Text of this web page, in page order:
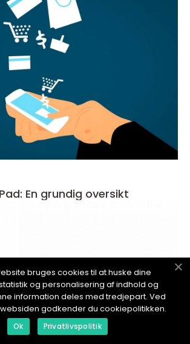
En grundig oversikt
bruges cookies til at huske dine
og personalisering af indhold og
information deles med tredjepart. Ved
godkender du cookiepolitikken.
Ok Privatlivspolitik